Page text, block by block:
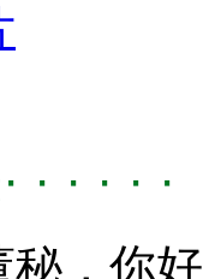
· · · ·
秘，你